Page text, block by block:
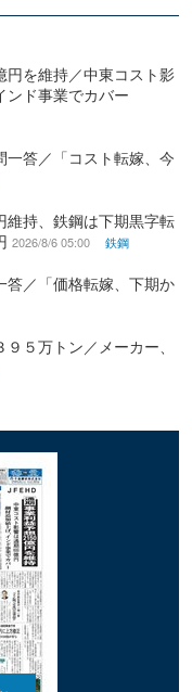
円を維持／中東コスト影
ンド事業でカバー
一答／「コスト転嫁、今
維持、鉄鋼は下期黒字転
2026/8/6 05:00 鉄鋼
答／「価格転嫁、下期か
５万トン／メーカー、